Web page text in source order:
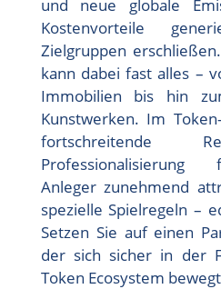
und neue globale
Kostenvorteile
Zielgruppen
kann dabei fast alles –
Immobilien bis hin
Kunstwerken. Im
fortschreitende
Anleger zunehmend
spezielle Spielregeln –
Setzen Sie auf einen
der sich sicher in der
Token Ecosystem